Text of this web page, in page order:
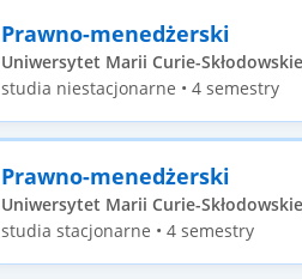
Prawno-menedżerski
Uniwersytet Marii Curie-
studia niestacjonarne • 4 semestry
Prawno-menedżerski
Uniwersytet Marii Curie-
studia stacjonarne • 4 semestry